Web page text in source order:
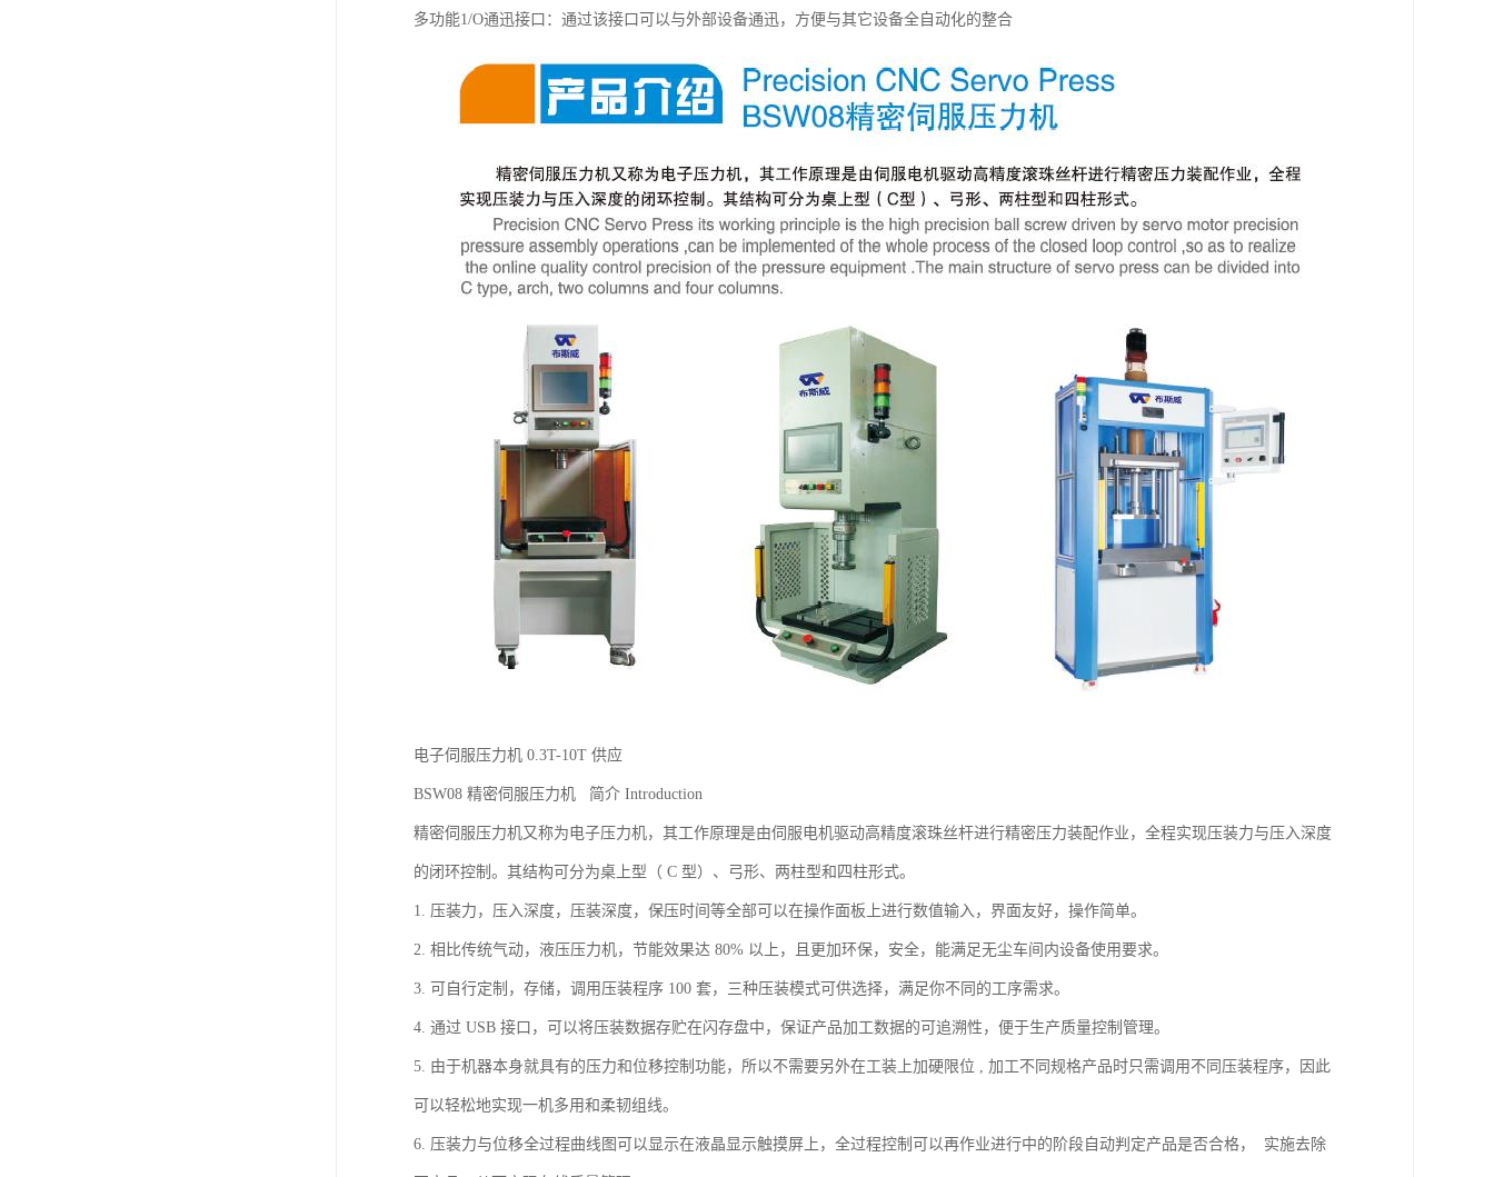
多功能1/O通迅接口：通过该接口可以与外部设备通迅，方便与其它设备全自动化的整合
电子伺服压力机 0.3T-10T 供应
BSW08 精密伺服压力机 简介 Introduction
精密伺服压力机又称为电子压力机，其工作原理是由伺服电机驱动高精度滚珠丝杆进行精密压力装配作业，全程实现压装力与压入深度
的闭环控制。其结构可分为桌上型（ C 型）、弓形、两柱型和四柱形式。
1. 压装力，压入深度，压装深度，保压时间等全部可以在操作面板上进行数值输入，界面友好，操作简单。
2. 相比传统气动，液压压力机，节能效果达 80% 以上，且更加环保，安全，能满足无尘车间内设备使用要求。
3. 可自行定制，存储，调用压装程序 100 套，三种压装模式可供选择，满足你不同的工序需求。
4. 通过 USB 接口，可以将压装数据存贮在闪存盘中，保证产品加工数据的可追溯性，便于生产质量控制管理。
5. 由于机器本身就具有的压力和位移控制功能，所以不需要另外在工装上加硬限位 , 加工不同规格产品时只需调用不同压装程序，因此
可以轻松地实现一机多用和柔韧组线。
6. 压装力与位移全过程曲线图可以显示在液晶显示触摸屏上，全过程控制可以再作业进行中的阶段自动判定产品是否合格， 实施去除